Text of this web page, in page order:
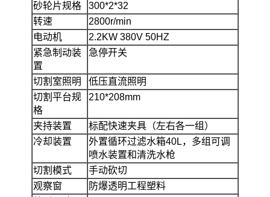
砂轮片规格
300*2*32
转速
2800r/min
电动机
2.2KW 380V 50HZ
紧急制动装
置
急停开关
切割室照明
低压直流照明
切割平台规
格
210*208mm
夹持装置
标配快速夹具（左右各一组）
冷却装置
外置循环过滤水箱40L，多组可调
喷水装置和清洗水枪
切割模式
手动砍切
观察窗
防爆透明工程塑料